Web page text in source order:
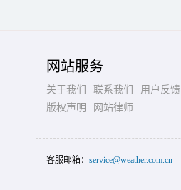
网站服务
关于我们 联系我们
用户反馈
版权声明
网站律师
客服邮箱： service@weather.com.cn